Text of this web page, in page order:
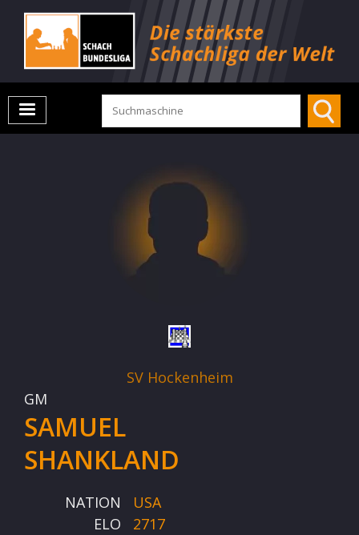
SV Hockenheim
GM
SAMUEL
SHANKLAND
NATION
USA
ELO
2717